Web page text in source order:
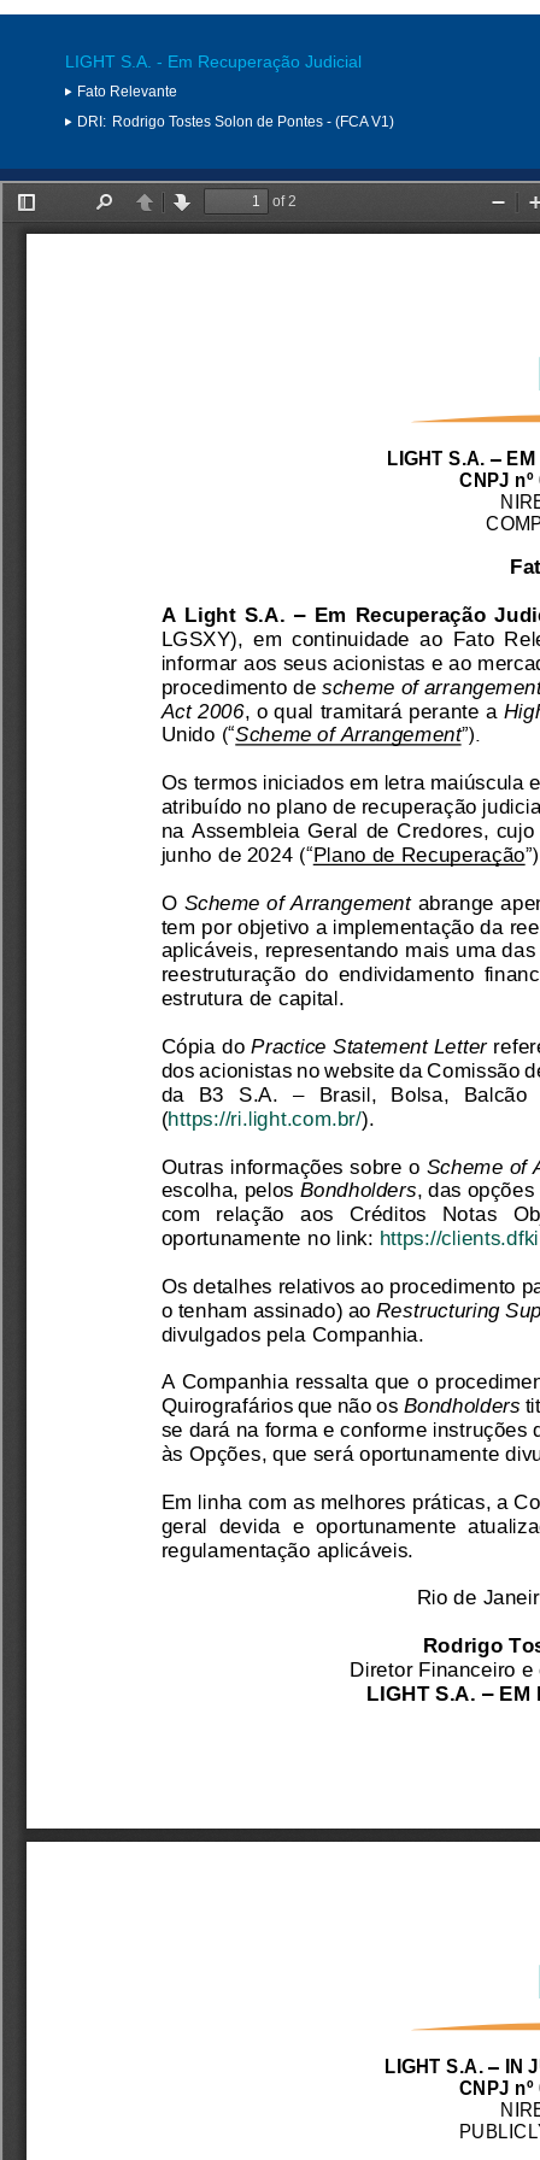
LIGHT S.A. - Em Recuperação Judicial
Fato Relevante
DRI: Rodrigo Tostes Solon de Pontes - (FCA V1)